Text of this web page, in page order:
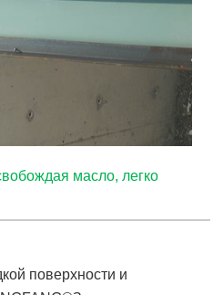
масло, легко
поверхности и